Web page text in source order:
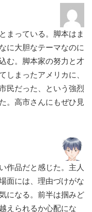
まっている。脚本はま
に大胆なテーマなのに
む。脚本家の努力と才
しまったアメリカに、
民だった、という強烈
。高市さんにもぜひ見
作品だと感じた。主人
面には、理由づけがな
になる。前半は掴みど
えられるか心配にな